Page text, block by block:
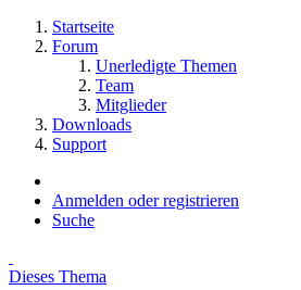
Startseite
Forum
Unerledigte Themen
Team
Mitglieder
Downloads
Support
Anmelden oder registrieren
Suche
Dieses Thema